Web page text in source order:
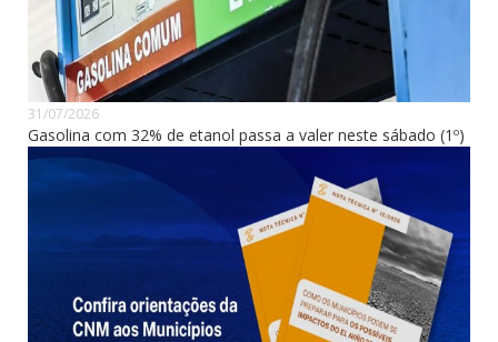
31/07/2026
Gasolina com 32% de etanol passa a valer neste sábado (1º)